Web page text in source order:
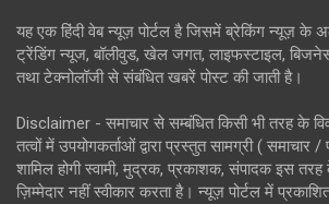
यह एक हिंदी वेब न्यूज़ पोर्टल है जिसमें ब्रेकिंग न्यूज़ के
ट्रेंडिंग न्यूज, बॉलीवुड, खेल जगत, लाइफस्टाइल,
तथा टेक्नोलॉजी से संबंधित खबरें पोस्ट की जाती है।
Disclaimer - समाचार से सम्बंधित किसी भी तरह के
तत्वों में उपयोगकर्ताओं द्वारा प्रस्तुत सामग्री ( समाचार
शामिल होगी स्वामी, मुद्रक, प्रकाशक, संपादक इस तरह
ज़िम्मेदार नहीं स्वीकार करता है। न्यूज़ पोर्टल में